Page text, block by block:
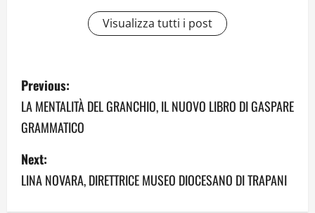
Visualizza tutti i post
P
o
s
t
n
Previous:
LA MENTALITÀ DEL GRANCHIO, IL NUOVO LIBRO DI GASPARE
GRAMMATICO
Next:
LINA NOVARA, DIRETTRICE MUSEO DIOCESANO DI TRAPANI